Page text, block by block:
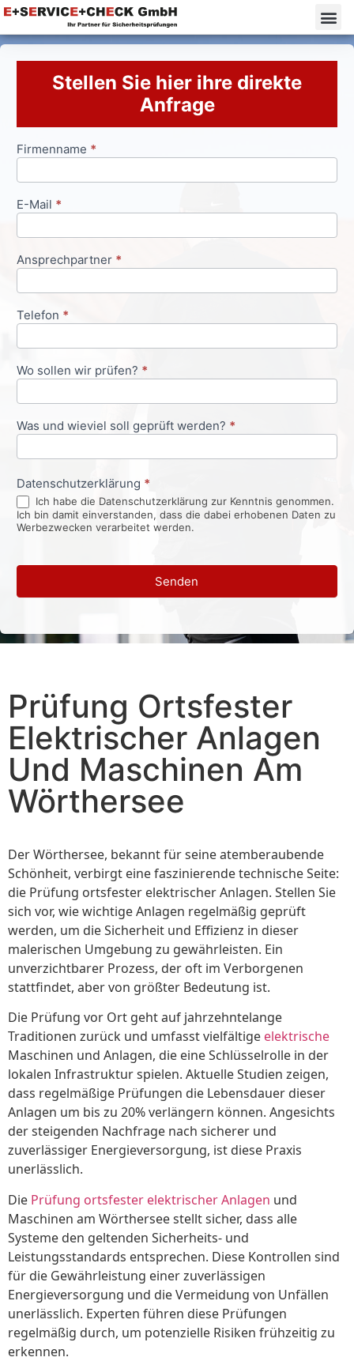
Stellen Sie hier ihre direkte
Anfrage
Anfrageformular
Firmenname *
E-Mail *
Ansprechpartner *
Telefon *
Wo sollen wir prüfen? *
Was und wieviel soll geprüft werden? *
Datenschutzerklärung *
Ich habe die Datenschutzerklärung zur Kenntnis genommen.
Ich bin damit einverstanden, dass die dabei erhobenen Daten zu
Werbezwecken verarbeitet werden.
Senden
Prüfung Ortsfester
Elektrischer Anlagen
Und Maschinen Am
Wörthersee
Der Wörthersee, bekannt für seine atemberaubende
Schönheit, verbirgt eine faszinierende technische Seite:
die Prüfung ortsfester elektrischer Anlagen. Stellen Sie
sich vor, wie wichtige Anlagen regelmäßig geprüft
werden, um die Sicherheit und Effizienz in dieser
malerischen Umgebung zu gewährleisten. Ein
unverzichtbarer Prozess, der oft im Verborgenen
stattfindet, aber von größter Bedeutung ist.
Die Prüfung vor Ort geht auf jahrzehntelange
Traditionen zurück und umfasst vielfältige elektrische
Maschinen und Anlagen, die eine Schlüsselrolle in der
lokalen Infrastruktur spielen. Aktuelle Studien zeigen,
dass regelmäßige Prüfungen die Lebensdauer dieser
Anlagen um bis zu 20% verlängern können. Angesichts
der steigenden Nachfrage nach sicherer und
zuverlässiger Energieversorgung, ist diese Praxis
unerlässlich.
Die Prüfung ortsfester elektrischer Anlagen und
Maschinen am Wörthersee stellt sicher, dass alle
Systeme den geltenden Sicherheits- und
Leistungsstandards entsprechen. Diese Kontrollen sind
für die Gewährleistung einer zuverlässigen
Energieversorgung und die Vermeidung von Unfällen
unerlässlich. Experten führen diese Prüfungen
regelmäßig durch, um potenzielle Risiken frühzeitig zu
erkennen.